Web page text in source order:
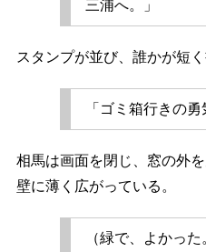
三浦へ。」
スタンプが並び、誰かが短く
「ゴミ箱行きの
相馬は画面を閉じ、窓の外
壁に薄く広がっている。
（緑で、よかった